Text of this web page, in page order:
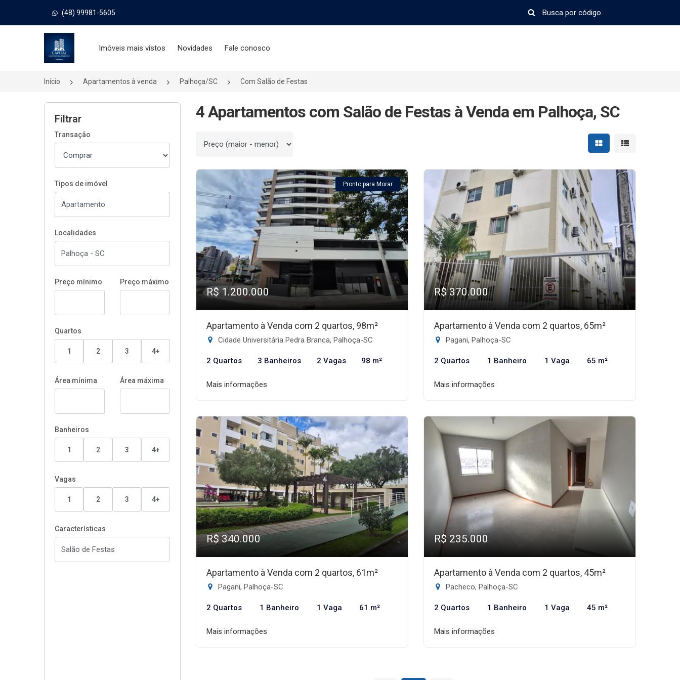
(48) 99981-5605
Página inicial
Imóveis mais vistos Novidades Fale conosco
Início Apartamentos à venda Palhoça/SC Com Salão de Festas
Filtrar
Transação
Tipos de imóvel
Localidades
Preço mínimo Preço máximo
Quartos
1 2 3 4+
Área mínima Área máxima
Banheiros
1 2 3 4+
Vagas
1 2 3 4+
Características
4 Apartamentos com Salão de Festas à Venda em Palhoça, SC
Ordenar por Mostrar resultados em
Mostrar
Pronto para Morar
R$ 1.200.000
Apartamento à Venda com 2 quartos, 98m²
Cidade Universitária Pedra Branca, Palhoça-SC
2 Quartos 3 Banheiros 2 Vagas 98 m²
Mais informações
R$ 370.000
Apartamento à Venda com 2 quartos, 65m²
Pagani, Palhoça-SC
2 Quartos 1 Banheiro 1 Vaga 65 m²
Mais informações
R$ 340.000
Apartamento à Venda com 2 quartos, 61m²
Pagani, Palhoça-SC
2 Quartos 1 Banheiro 1 Vaga 61 m²
Mais informações
R$ 235.000
Apartamento à Venda com 2 quartos, 45m²
Pacheco, Palhoça-SC
2 Quartos 1 Banheiro 1 Vaga 45 m²
Mais informações